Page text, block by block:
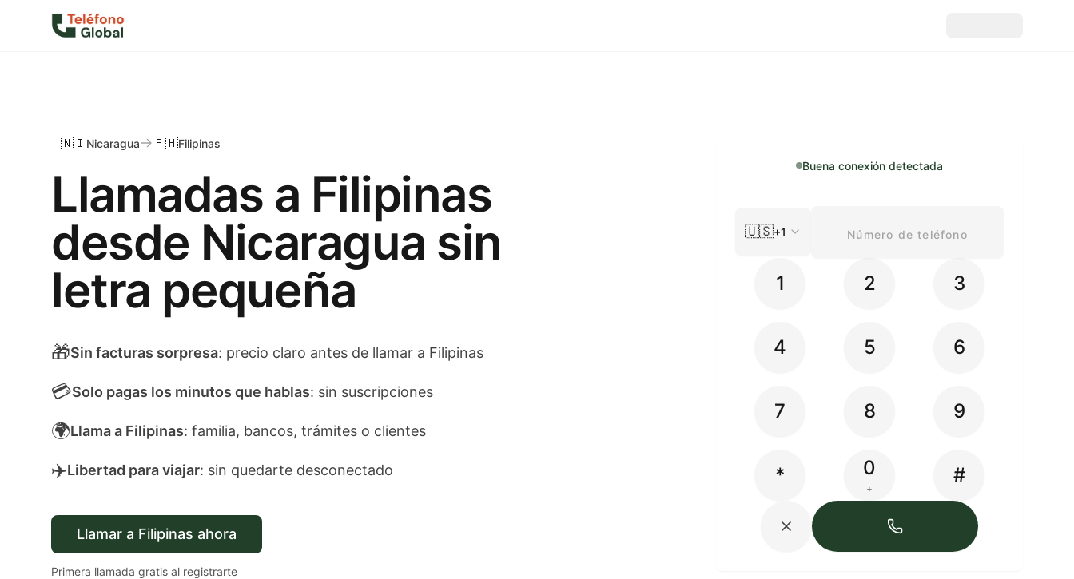
Llamadas a Filipinas
desde Nicaragua sin
letra pequeña
🇳🇮Nicaragua 🇵🇭Filipinas
🎁Sin facturas sorpresa: precio claro antes de llamar a Filipinas
💳Solo pagas los minutos que hablas: sin suscripciones
🌍Llama a Filipinas: familia, bancos, trámites o clientes
✈️Libertad para viajar: sin quedarte desconectado
Llamar a Filipinas ahora
Primera llamada gratis al registrarte
Buena conexión detectada
🇺🇸+1
1 2 3
4 5 6
7 8 9
* 0
+
#